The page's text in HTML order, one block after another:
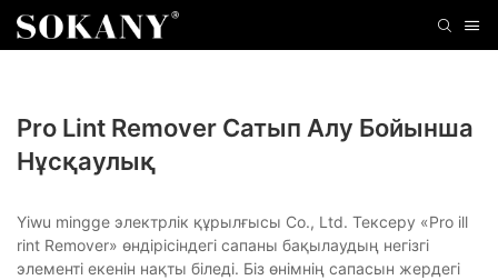
Pro Lint Remover Сатып Алу Бойынша
Нұсқаулық
Yiwu mingge электрлік құрылғысы Co., Ltd. Тексеру «Pro ill
rint Remover» өндірісіндегі сапаны бақылаудың негізгі
элементі екенін нақты біледі. Біз өнімнің сапасын жердегі